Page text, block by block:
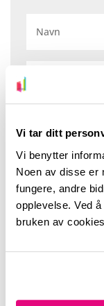
Vi tar ditt
Vi benytter
Noen av disse er
fungere, andre
opplevelse. Ved
bruken av
til